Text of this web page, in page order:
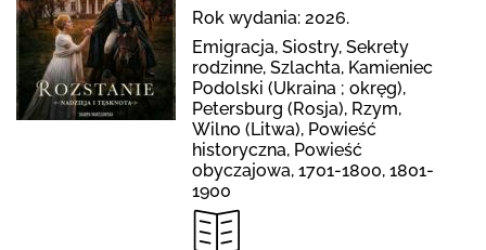
Rok wydania: 2026.
Emigracja, Siostry, Sekrety
rodzinne, Szlachta, Kamieniec
Podolski (Ukraina ; okręg),
Petersburg (Rosja), Rzym,
Wilno (Litwa), Powieść
historyczna, Powieść
obyczajowa, 1701-1800, 1801-
1900